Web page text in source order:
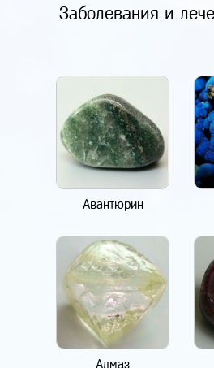
Заболевания и
Авантюрин
Алмаз